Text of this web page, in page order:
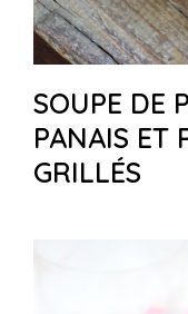
SOUPE DE
PANAIS ET
GRILLÉS